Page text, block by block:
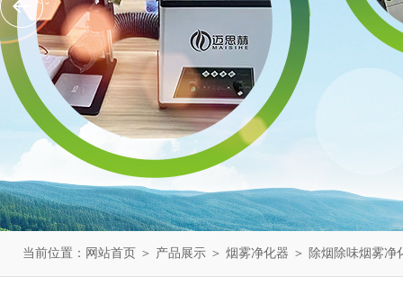
当前位置： 网站首页 ＞ 产品展示 ＞ 烟雾净化器 ＞ 除烟除味烟雾净